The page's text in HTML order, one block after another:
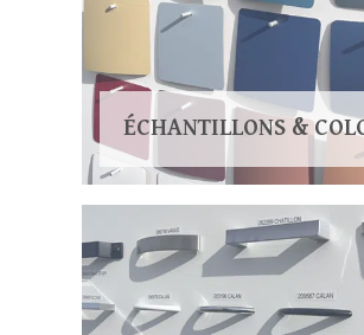
ÉCHANTILLONS &